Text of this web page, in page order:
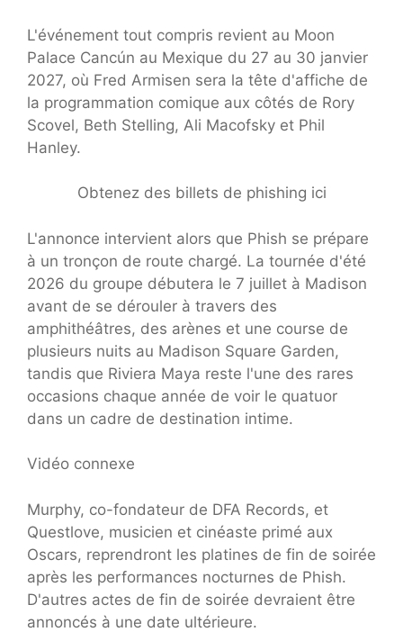
L'événement tout compris revient au Moon
Palace Cancún au Mexique du 27 au 30 janvier
2027, où Fred Armisen sera la tête d'affiche de
la programmation comique aux côtés de Rory
Scovel, Beth Stelling, Ali Macofsky et Phil
Hanley.
Obtenez des billets de phishing ici
L'annonce intervient alors que Phish se prépare
à un tronçon de route chargé. La tournée d'été
2026 du groupe débutera le 7 juillet à Madison
avant de se dérouler à travers des
amphithéâtres, des arènes et une course de
plusieurs nuits au Madison Square Garden,
tandis que Riviera Maya reste l'une des rares
occasions chaque année de voir le quatuor
dans un cadre de destination intime.
Vidéo connexe
Murphy, co-fondateur de DFA Records, et
Questlove, musicien et cinéaste primé aux
Oscars, reprendront les platines de fin de soirée
après les performances nocturnes de Phish.
D'autres actes de fin de soirée devraient être
annoncés à une date ultérieure.